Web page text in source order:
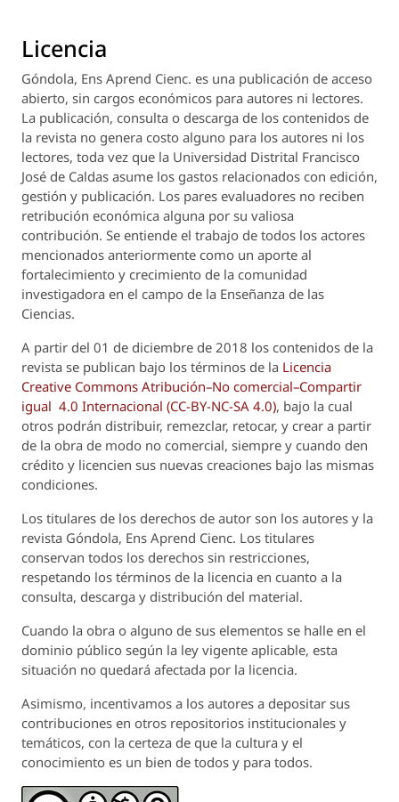
Licencia
Góndola, Ens Aprend Cienc. es una publicación de acceso
abierto, sin cargos económicos para autores ni lectores.
La publicación, consulta o descarga de los contenidos de
la revista no genera costo alguno para los autores ni los
lectores, toda vez que la Universidad Distrital Francisco
José de Caldas asume los gastos relacionados con edición,
gestión y publicación. Los pares evaluadores no reciben
retribución económica alguna por su valiosa
contribución. Se entiende el trabajo de todos los actores
mencionados anteriormente como un aporte al
fortalecimiento y crecimiento de la comunidad
investigadora en el campo de la Enseñanza de las
Ciencias.
A partir del 01 de diciembre de 2018 los contenidos de la
revista se publican bajo los términos de la Licencia
Creative Commons Atribución–No comercial–Compartir
igual 4.0 Internacional (CC-BY-NC-SA 4.0), bajo la cual
otros podrán distribuir, remezclar, retocar, y crear a partir
de la obra de modo no comercial, siempre y cuando den
crédito y licencien sus nuevas creaciones bajo las mismas
condiciones.
Los titulares de los derechos de autor son los autores y la
revista Góndola, Ens Aprend Cienc. Los titulares
conservan todos los derechos sin restricciones,
respetando los términos de la licencia en cuanto a la
consulta, descarga y distribución del material.
Cuando la obra o alguno de sus elementos se halle en el
dominio público según la ley vigente aplicable, esta
situación no quedará afectada por la licencia.
Asimismo, incentivamos a los autores a depositar sus
contribuciones en otros repositorios institucionales y
temáticos, con la certeza de que la cultura y el
conocimiento es un bien de todos y para todos.